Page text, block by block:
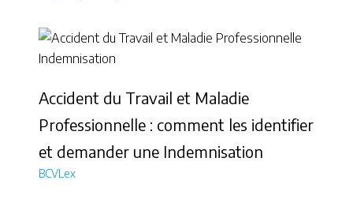
Accident du Travail et Maladie
Professionnelle : comment les identifier
et demander une Indemnisation
BCVLex